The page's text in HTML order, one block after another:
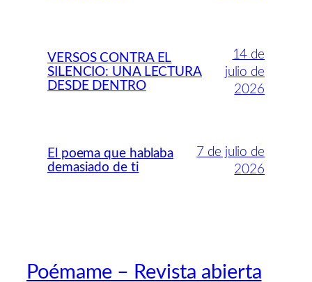
VERSOS CONTRA EL
SILENCIO: UNA LECTURA
DESDE DENTRO
14 de
julio de
2026
El poema que hablaba
demasiado de ti
7 de julio de
2026
Poémame – Revista abierta